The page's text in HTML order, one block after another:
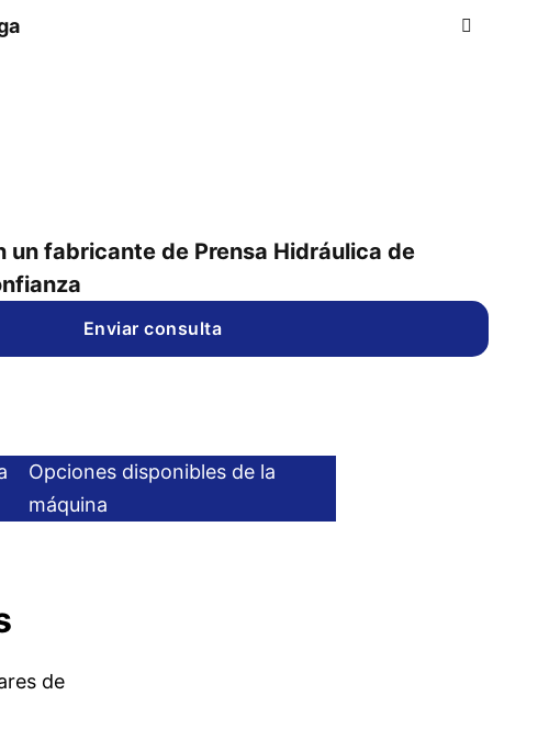
un fabricante de Prensa Hidráulica de
Enviar consulta
Opciones disponibles de la
máquina
de